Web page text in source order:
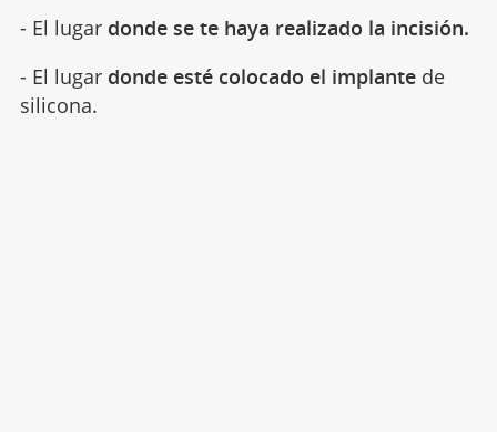
- El lugar donde se te haya realizado la incisión.
- El lugar donde esté colocado el implantede
silicona.